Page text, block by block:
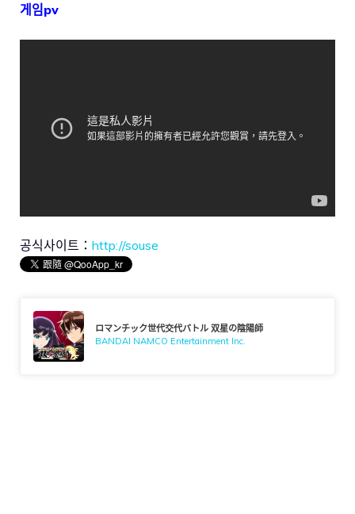
게임pv
공식사이트： http://souse
ロマンチック世代交代バトル 双星の陰陽師
BANDAI NAMCO Entertainment Inc.